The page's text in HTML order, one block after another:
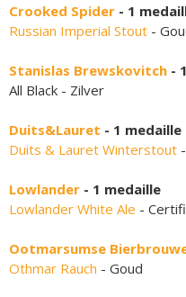
Crooked Spider - 1
Russian Imperial Stout -
Stanislas Brewskovitch -
All Black - Zilver
Duits&Lauret - 1 medaille
Duits & Lauret Winterstout
Lowlander - 1 medaille
Lowlander White Ale -
Ootmarsumse
Othmar Rauch - Goud